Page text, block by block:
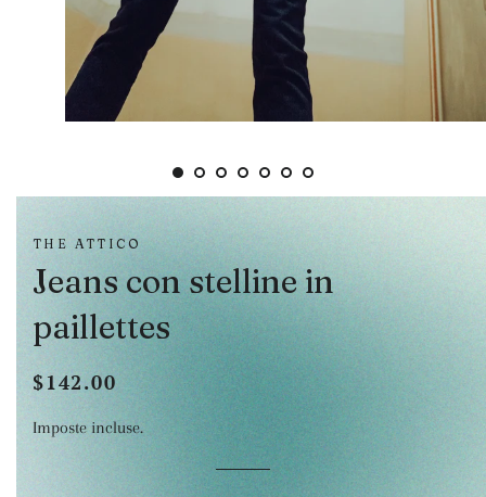
THE ATTICO
Jeans con stelline in
paillettes
Prezzo
listino
Prezzo
scontato
$142.00
Imposte incluse.